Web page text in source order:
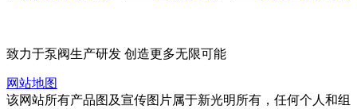
致力于泵阀生产研发 创造更多无限可能
网站地图
该网站所有产品图及宣传图片属于新光明所有，任何个人和组